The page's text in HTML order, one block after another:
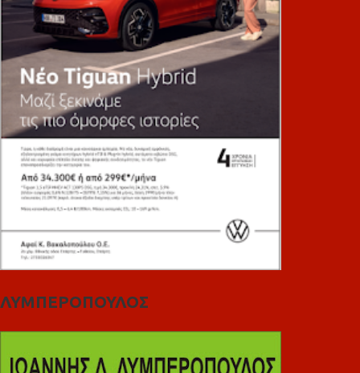
ΛΥΜΠΕΡΟΠΟΥΛΟΣ